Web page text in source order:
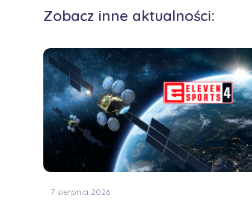
Zobacz inne aktualności:
7 sierpnia 2026